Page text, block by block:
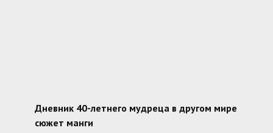
Дневник 40-летнего мудреца в другом мире
сюжет манги